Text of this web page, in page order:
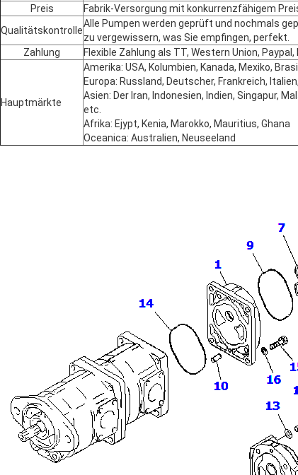
Preis
Fabrik-Versorgung mit konkurrenzfähigem
Qualitätskontrolle
Alle Pumpen werden geprüft und nochmals
zu vergewissern, was Sie empfingen, perfekt.
Zahlung
Flexible Zahlung als TT, Western Union,
Hauptmärkte
Amerika: USA, Kolumbien, Kanada, Mexiko,
Europa: Russland, Deutscher, Frankreich,
Asien: Der Iran, Indonesien, Indien, Singapur,
etc.
Afrika: Ejypt, Kenia, Marokko, Mauritius, Ghana
Oceanica: Australien, Neuseeland